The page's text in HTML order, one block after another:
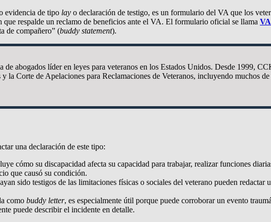
evidencia de tipo lay o declaración de testigo, es un formulario del VA que los
respalde un reclamo de beneficios ante el VA. El formulario oficial se llama
de compañero” (buddy statement).
abogados líder en leyes para veteranos en los Estados Unidos. Desde 1999,
la Corte de Apelaciones para Reclamaciones de Veteranos, incluyendo muchos
una declaración de este tipo:
cómo su discapacidad afecta su capacidad para trabajar, realizar funciones
que causó su condición.
sido testigos de las limitaciones físicas o sociales del veterano pueden
como buddy letter, es especialmente útil porque puede corroborar un evento
puede describir el incidente en detalle.